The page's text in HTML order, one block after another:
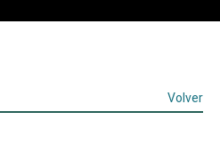
Volver